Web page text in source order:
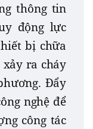
thông tin
động lực
bị chữa
ra cháy
Đẩy
nghệ để
công tác